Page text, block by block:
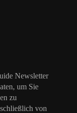
Newsletter
um Sie
zu
von